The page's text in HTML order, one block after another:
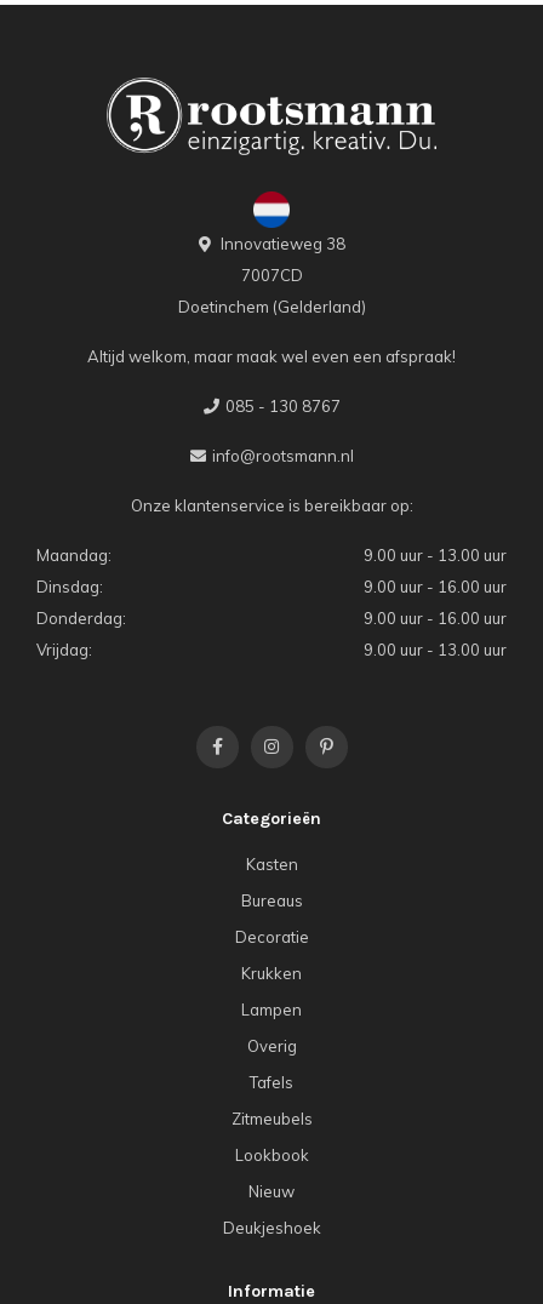
Innovatieweg 38
7007CD
Doetinchem (Gelderland)
Altijd welkom, maar maak wel even een afspraak!
085 - 130 8767
info@rootsmann.nl
Onze klantenservice is bereikbaar op:
Maandag:
9.00 uur - 13.00 uur
Dinsdag:
9.00 uur - 16.00 uur
Donderdag:
9.00 uur - 16.00 uur
Vrijdag:
9.00 uur - 13.00 uur
Categorieën
Kasten
Bureaus
Decoratie
Krukken
Lampen
Overig
Tafels
Zitmeubels
Lookbook
Nieuw
Deukjeshoek
Informatie